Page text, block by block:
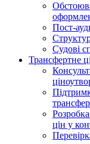
Пост-
Судові
Трансфертне
цін у